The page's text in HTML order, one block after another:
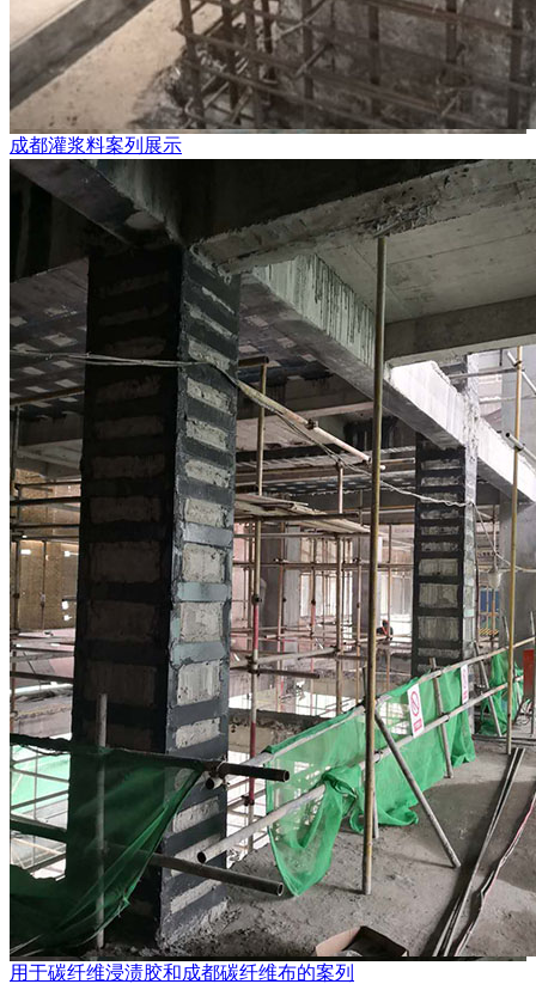
成都灌浆料案列展示
用于碳纤维浸渍胶和成都碳纤维布的案列